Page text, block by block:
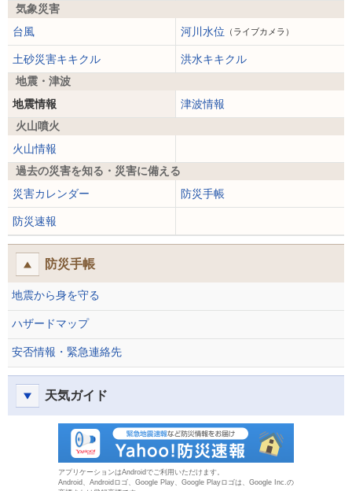
気象災害
台風
河川水位 （ライブカメラ）
土砂災害キキクル
洪水キキクル
地震・津波
地震情報
津波情報
火山噴火
火山情報
過去の災害を知る・災害に備える
災害カレンダー
防災手帳
防災速報
防災手帳
地震から身を守る
ハザードマップ
安否情報・緊急連絡先
天気ガイド
アプリケーションはAndroidでご利用いただけます。
Android、Androidロゴ、Google Play、Google Playロゴは、Google Inc.の